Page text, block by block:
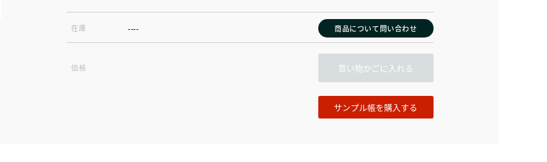
在庫 ---- 商品について問い合わせ
価格 買い物かごに入れる